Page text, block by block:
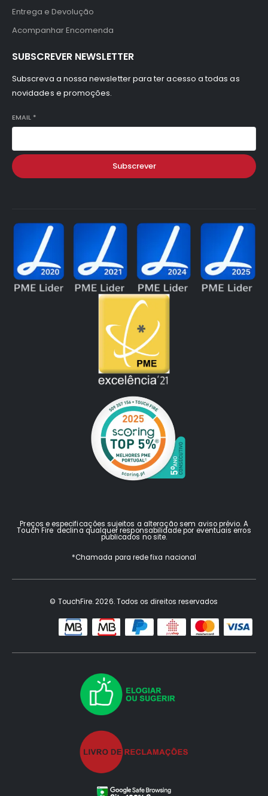
Entrega e Devolução
Acompanhar Encomenda
SUBSCREVER NEWSLETTER
Subscreva a nossa newsletter para ter acesso a todas as
novidades e promoções.
EMAIL *
Subscrever
Preços e especificações sujeitos a alteração sem aviso prévio. A
Touch Fire declina qualquer responsabilidade por eventuais erros
publicados no site.
*Chamada para rede fixa nacional
© TouchFire. 2026. Todos os direitos reservados